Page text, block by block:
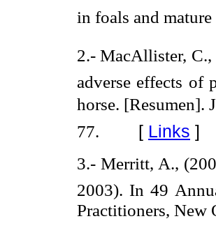
in foals and mature
2.- MacAllister, C.,
adverse effects of
horse.
77. [ Links ]
3.- Merritt, A.,
2003). In 49
Practitioners, New